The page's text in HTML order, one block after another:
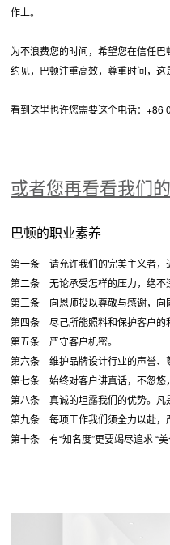
作上。
为不浪费您的时间，希望您在信任
约见，巴顿注重高效，尊重时间，这
看到这里也许您需要这个电话：+86
或者您再看看我们
巴顿的职业素养
第一条 请允许我们的完美主义者，
第二条 无论承受怎样的压力，绝不
第三条 向恩师投以尊敬与感谢，向
第四条 尽己所能照料和保护客户的
第五条 严守客户机密。
第六条 维护品牌设计行业的声誉、
第七条 始终对客户讲真话，不忽悠
第八条 真诚的坦露我们的优势。凡
第九条 每项工作我们须全力以赴，
第十条 有“知名度”更要竭尽追求 “美